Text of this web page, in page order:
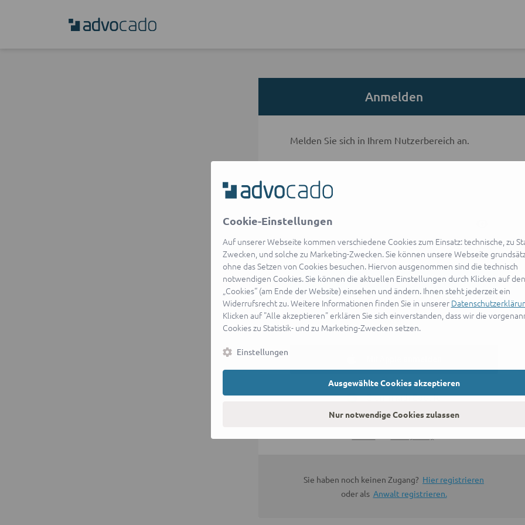
Anmelden
Melden Sie sich in Ihrem Nutzerbereich an.
E-Mail-Adresse
Passwort
Passwort vergessen?
ANMELDEN
oder
Sign in with Google
Sie haben noch keinen Zugang? Hier registrieren
oder als Anwalt registrieren.
Cookie-Einstellungen
Auf unserer Webseite kommen verschiedene Cookies zum Einsatz: technische, zu
Zwecken, und solche zu Marketing-Zwecken. Sie können unsere Webseite
ohne das Setzen von Cookies besuchen. Hiervon ausgenommen sind die technisch
notwendigen Cookies. Sie können die aktuellen Einstellungen durch Klicken auf
„Cookies“ (am Ende der Website) einsehen und ändern. Ihnen steht jederzeit ein
Widerrufsrecht zu. Weitere Informationen finden Sie in unserer
Klicken auf "Alle akzeptieren" erklären Sie sich einverstanden, dass wir die
Cookies zu Statistik- und zu Marketing-Zwecken setzen.
Einstellungen
Ausgewählte Cookies akzeptieren
Nur notwendige Cookies zulassen